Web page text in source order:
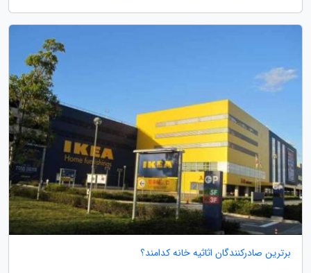
برترین صادرکنندگان اثاثیه خانه کدامند؟